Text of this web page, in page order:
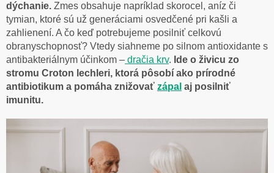
dýchanie. Zmes obsahuje napríklad skorocel, aníz či
tymian, ktoré sú už generáciami osvedčené pri kašli a
zahlienení. A čo keď potrebujeme posilniť celkovú
obranyschopnosť? Vtedy siahneme po silnom antioxidante s
antibakteriálnym účinkom – dračia krv. Ide o živicu zo
stromu Croton lechleri, ktorá pôsobí ako prírodné
antibiotikum a pomáha znižovať zápal aj posilniť
imunitu.